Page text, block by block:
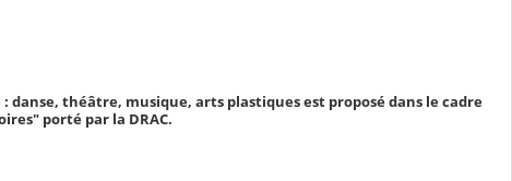
danse, théâtre, musique, arts plastiques est proposé dans le cadre
porté par la DRAC.